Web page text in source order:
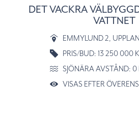
DET VACKRA
VATTNET
EMMYLUND 2,
PRIS/BUD: 13 250 000
SJÖNÄRA AVSTÅND: 0
VISAS EFTER